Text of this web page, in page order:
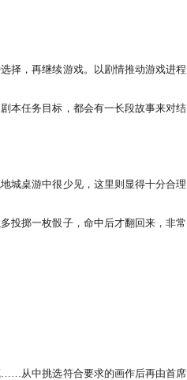
择，再继续游戏。以剧情推动游戏进程
本任务目标，都会有一长段故事来对结
城桌游中很少见，这里则显得十分合理
投掷一枚骰子，命中后才翻回来，非常
……从中挑选符合要求的画作后再由首席